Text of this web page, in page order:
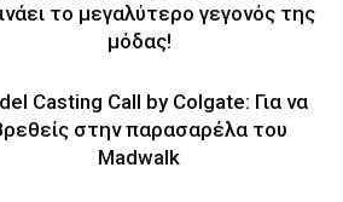
το μεγαλύτερο γεγονός της
μόδας!
Casting Call by Colgate: Για να
στην παρασαρέλα του
Μadwalk